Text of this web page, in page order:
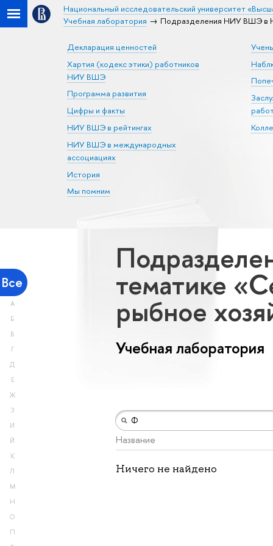
Национальный исследовательский университет
Учебная лаборатория
Подразделения НИУ ВШЭ в
Декларация ценностей
Хартия (кодекс этики) работников
НИУ ВШЭ
Программа развития
Цифры и факты
НИУ ВШЭ в рейтингах
НИУ ВШЭ в международных
ассоциациях
История
Мы помним
Все
А
Б
В
Г
Д
Е
Ж
З
И
Й
К
Л
М
Н
О
П
тематике
рыбное
Учебная лаборатория
Название
Ничего не найдено